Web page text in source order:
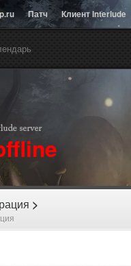
Патч Клиент Interlude
>